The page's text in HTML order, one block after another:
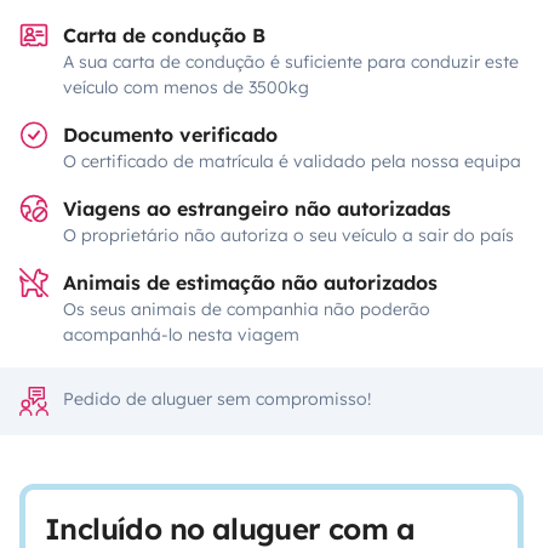
Carta de condução B
A sua carta de condução é suficiente para conduzir este
veículo com menos de 3500kg
Documento verificado
O certificado de matrícula é validado pela nossa equipa
Viagens ao estrangeiro não autorizadas
O proprietário não autoriza o seu veículo a sair do país
Animais de estimação não autorizados
Os seus animais de companhia não poderão
acompanhá-lo nesta viagem
Pedido de aluguer sem compromisso!
Incluído no aluguer com a